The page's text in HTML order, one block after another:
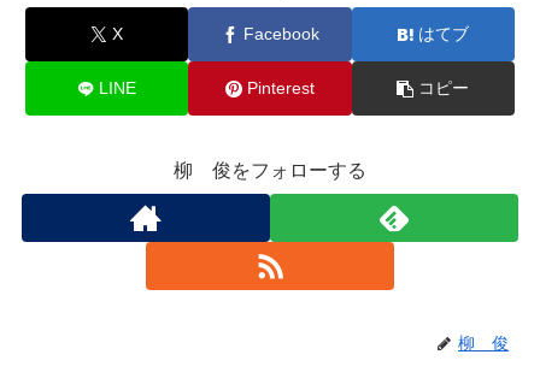
X Facebook はてブ
LINE Pinterest コピー
柳 俊をフォローする
柳 俊